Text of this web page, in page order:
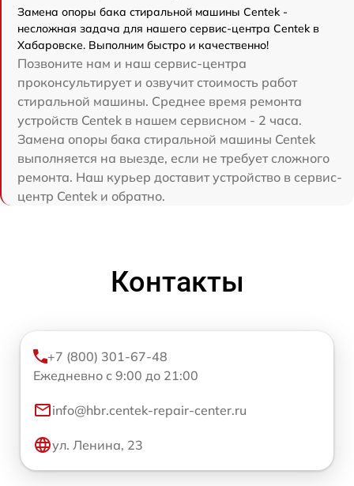
Замена опоры бака стиральной машины Centek -
несложная задача для нашего сервис-центра Centek в
Хабаровске. Выполним быстро и качественно!
Позвоните нам и наш сервис-центра
проконсультирует и озвучит стоимость работ
стиральной машины. Среднее время ремонта
устройств Centek в нашем сервисном - 2 часа.
Замена опоры бака стиральной машины Centek
выполняется на выезде, если не требует сложного
ремонта. Наш курьер доставит устройство в сервис-
центр Centek и обратно.
Контакты
+7 (800) 301-67-48
Ежедневно с 9:00 до 21:00
info@hbr.centek-repair-center.ru
ул. Ленина, 23